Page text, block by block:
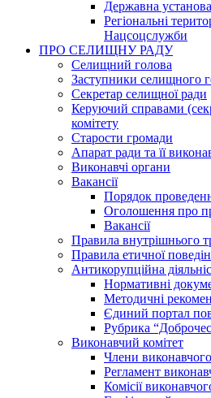
Державна
Регіональні
Нацсоцслужби
ПРО СЕЛИЩНУ РАДУ
Селищний голова
Заступники селищного
Секретар селищної ради
Керуючий справами
комітету
Старости громади
Апарат ради та її
Виконавчі органи
Вакансії
Порядок
Оголошення про
Вакансії
Правила внутрішнього
Правила етичної
Антикорупційна
Нормативні
Методичні
Єдиний портал
Рубрика
Виконавчий комітет
Члени
Регламент
Комісії